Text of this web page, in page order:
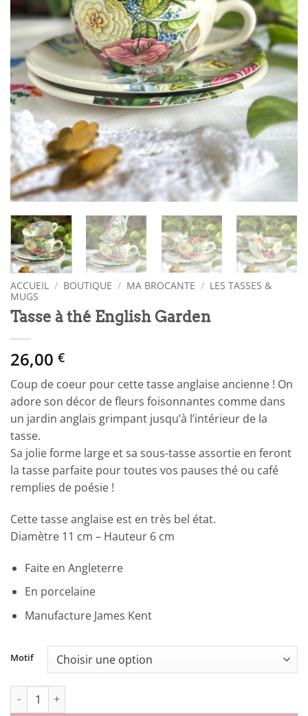
ACCUEIL / BOUTIQUE / MA BROCANTE / LES TASSES &
MUGS
Tasse à thé English Garden
26,00 €
Coup de coeur pour cette tasse anglaise ancienne ! On
adore son décor de fleurs foisonnantes comme dans
un jardin anglais grimpant jusqu’à l’intérieur de la
tasse.
Sa jolie forme large et sa sous-tasse assortie en feront
la tasse parfaite pour toutes vos pauses thé ou café
remplies de poésie !
Cette tasse anglaise est en très bel état.
Diamètre 11 cm – Hauteur 6 cm
Faite en Angleterre
En porcelaine
Manufacture James Kent
Motif
quantité de Tasse à thé English Garden